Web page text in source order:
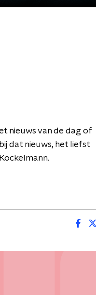
nieuws van de dag of
dat nieuws, het liefst